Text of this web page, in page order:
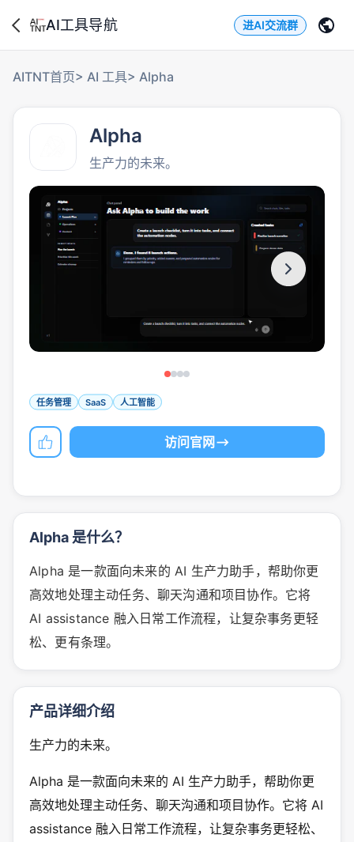
AI工具导航 进AI交流群
AITNT首页> AI 工具> Alpha
Alpha
生产力的未来。
任务管理 SaaS 人工智能
访问官网
Alpha 是什么？
Alpha 是一款面向未来的 AI 生产力助手，帮助你更
高效地处理主动任务、聊天沟通和项目协作。它将
AI assistance 融入日常工作流程，让复杂事务更轻
松、更有条理。
产品详细介绍
生产力的未来。
Alpha 是一款面向未来的 AI 生产力助手，帮助你更
高效地处理主动任务、聊天沟通和项目协作。它将 AI
assistance 融入日常工作流程，让复杂事务更轻松、